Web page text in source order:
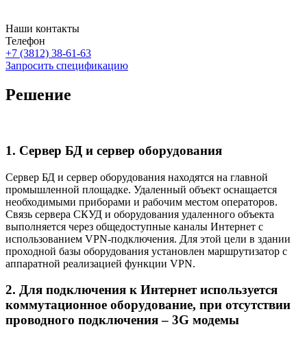
Наши контакты
Телефон
+7 (3812) 38-61-63
Запросить спецификацию
Решение
1. Сервер БД и сервер оборудования
Сервер БД и сервер оборудования находятся на главной
промышленной площадке. Удаленный объект оснащается
необходимыми приборами и рабочим местом операторов.
Связь сервера СКУД и оборудования удаленного объекта
выполняется через общедоступные каналы Интернет с
использованием VPN-подключения. Для этой цели в здании
проходной базы оборудования установлен маршрутизатор с
аппаратной реализацией функции VPN.
2. Для подключения к Интернет используется
коммутационное оборудование, при отсутствии
проводного подключения – 3G модемы